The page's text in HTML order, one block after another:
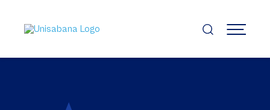
contenido
principal
MENÚ